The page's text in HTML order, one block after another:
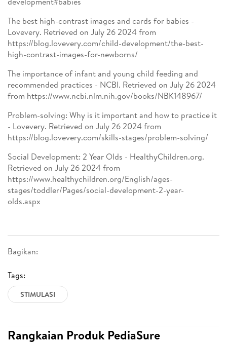
Bagikan:
Tags:
STIMULASI
The best high-contrast images and cards for babies -
Lovevery. Retrieved on July 26 2024 from
https://blog.lovevery.com/child-development/the-best-
high-contrast-images-for-newborns/
The importance of infant and young child feeding and
recommended practices - NCBI. Retrieved on July 26 2024
from https://www.ncbi.nlm.nih.gov/books/NBK148967/
Problem-solving: Why is it important and how to practice it
- Lovevery. Retrieved on July 26 2024 from
https://blog.lovevery.com/skills-stages/problem-solving/
Social Development: 2 Year Olds - HealthyChildren.org.
Retrieved on July 26 2024 from
https://www.healthychildren.org/English/ages-
stages/toddler/Pages/social-development-2-year-
olds.aspx
Rangkaian Produk PediaSure